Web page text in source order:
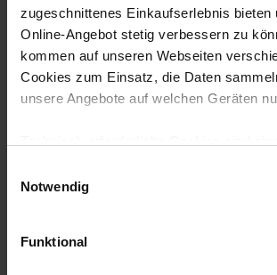
zugeschnittenes Einkaufserlebnis bieten
Online-Angebot stetig verbessern zu
kommen auf unseren Webseiten
Cookies zum Einsatz, die Daten
unsere Angebote auf welchen Geräten
grundlegende Funktionen wie etwa zur
gewährleisten.
Notwendig
Funktional
climate-neutral
shipping
Family